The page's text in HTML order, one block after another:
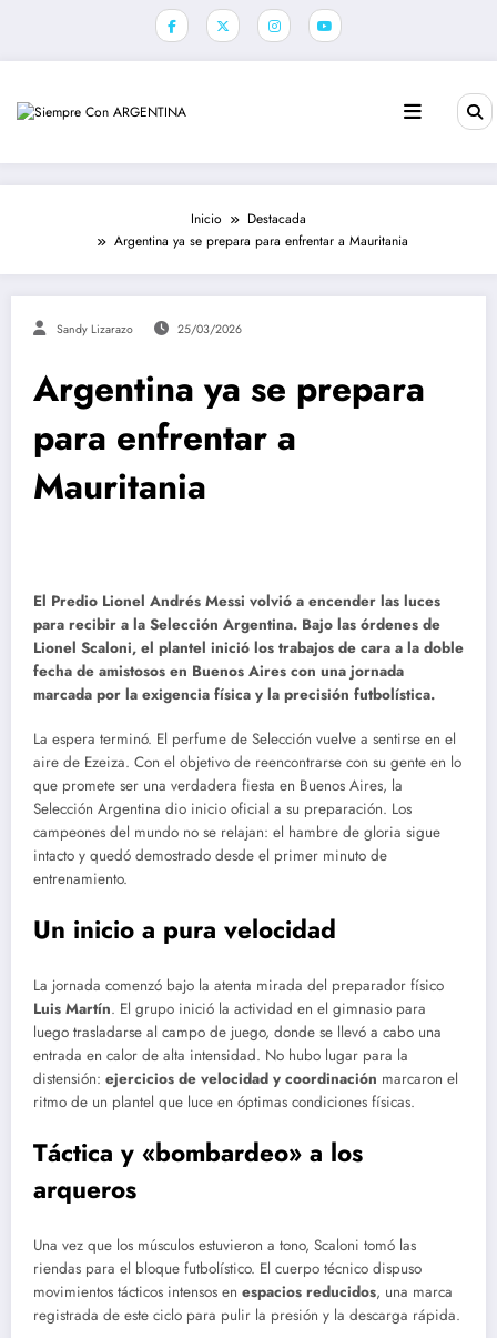
Inicio
Destacada
Argentina ya se prepara para enfrentar a Mauritania
Sandy Lizarazo 25/03/2026
Argentina ya se prepara
para enfrentar a
Mauritania
El Predio Lionel Andrés Messi volvió a encender las luces
para recibir a la Selección Argentina. Bajo las órdenes de
Lionel Scaloni, el plantel inició los trabajos de cara a la doble
fecha de amistosos en Buenos Aires con una jornada
marcada por la exigencia física y la precisión futbolística.
La espera terminó. El perfume de Selección vuelve a sentirse en el
aire de Ezeiza. Con el objetivo de reencontrarse con su gente en lo
que promete ser una verdadera fiesta en Buenos Aires, la
Selección Argentina dio inicio oficial a su preparación. Los
campeones del mundo no se relajan: el hambre de gloria sigue
intacto y quedó demostrado desde el primer minuto de
entrenamiento.
Un inicio a pura velocidad
La jornada comenzó bajo la atenta mirada del preparador físico
Luis Martín. El grupo inició la actividad en el gimnasio para
luego trasladarse al campo de juego, donde se llevó a cabo una
entrada en calor de alta intensidad. No hubo lugar para la
distensión: ejercicios de velocidad y coordinación marcaron el
ritmo de un plantel que luce en óptimas condiciones físicas.
Táctica y «bombardeo» a los
arqueros
Una vez que los músculos estuvieron a tono, Scaloni tomó las
riendas para el bloque futbolístico. El cuerpo técnico dispuso
movimientos tácticos intensos en espacios reducidos, una marca
registrada de este ciclo para pulir la presión y la descarga rápida.